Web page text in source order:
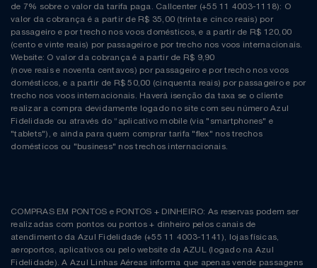
de 7% sobre o valor da tarifa paga. Callcenter (+55 11 4003-1118): O
valor da cobrança é a partir de R$ 35,00 (trinta e cinco reais) por
passageiro e por trecho nos voos domésticos, e a partir de R$ 120,00
(cento e vinte reais) por passageiro e por trecho nos voos internacionais.
Website: O valor da cobrança é a partir de R$ 9,90
(nove reais e noventa centavos) por passageiro e por trecho nos voos
domésticos, e a partir de R$ 50,00 (cinquenta reais) por passageiro e por
trecho nos voos internacionais. Haverá isenção da taxa se o cliente
realizar a compra devidamente logado no site com seu número Azul
Fidelidade ou através do “aplicativo mobile (via "smartphones" e
"tablets"), e ainda para quem comprar tarifa "flex" nos trechos
domésticos ou "business" nos trechos internacionais.
COMPRAS EM PONTOS e PONTOS + DINHEIRO: As reservas podem ser
realizadas com pontos ou pontos + dinheiro pelos canais de
atendimento da Azul Fidelidade (+55 11 4003-1141), lojas físicas,
aeroportos, aplicativos ou pelo website da AZUL (logado na Azul
Fidelidade). A Azul Linhas Aéreas informa que apenas vende passagens